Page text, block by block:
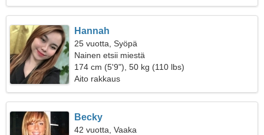
Hannah
25 vuotta, Syöpä
Nainen etsii miestä
174 cm (5'9"), 50 kg (110 lbs)
Aito rakkaus
Becky
42 vuotta, Vaaka